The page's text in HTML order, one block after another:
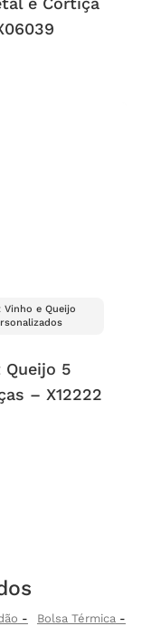
Vinho e Queijo
Queijo 5
– X12222
Bolsa Térmica